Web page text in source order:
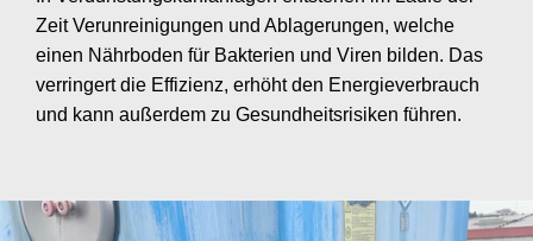
Zeit Verunreinigungen und Ablagerungen, welche
einen Nährboden für Bakterien und Viren bilden. Das
verringert die Effizienz, erhöht den Energieverbrauch
und kann außerdem zu Gesundheitsrisiken führen.